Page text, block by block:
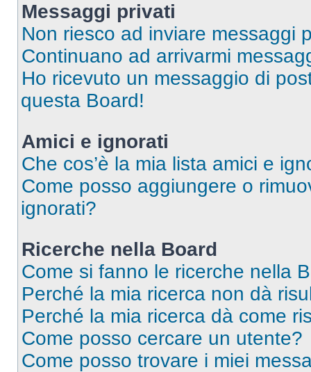
Messaggi privati
Non riesco ad inviare messaggi
Continuano ad arrivarmi
Ho ricevuto un messaggio di
questa Board!
Amici e ignorati
Che cos’è la mia lista amici e
Come posso aggiungere o
ignorati?
Ricerche nella Board
Come si fanno le ricerche nella
Perché la mia ricerca non dà
Perché la mia ricerca dà come
Come posso cercare un utente?
Come posso trovare i miei